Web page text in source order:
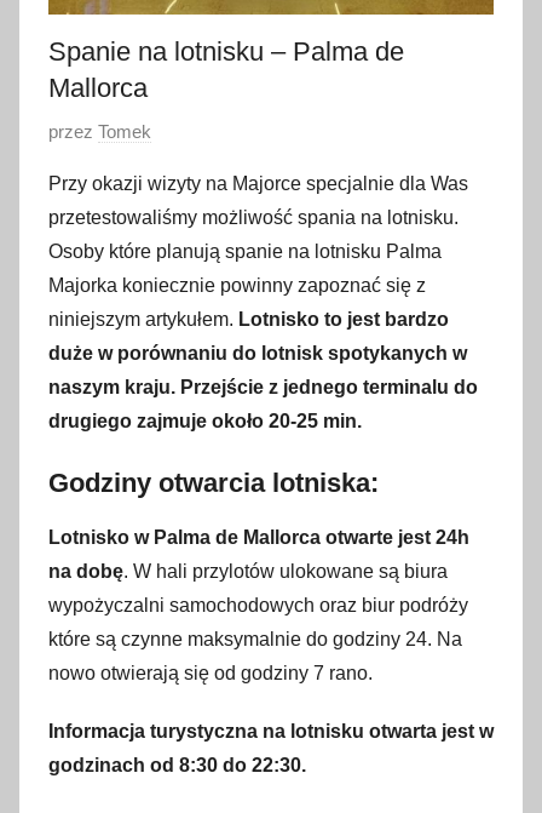
Spanie na lotnisku – Palma de
Mallorca
O
u
b
l
i
k
o
w
a
o
0
k
w
i
e
n
i
przez Tomek
Przy okazji wizyty na Majorce specjalnie dla Was
przetestowaliśmy możliwość spania na lotnisku.
Osoby które planują spanie na lotnisku Palma
Majorka koniecznie powinny zapoznać się z
niniejszym artykułem. Lotnisko to jest bardzo
duże w porównaniu do lotnisk spotykanych w
naszym kraju. Przejście z jednego terminalu do
drugiego zajmuje około 20-25 min.
Godziny otwarcia lotniska:
Lotnisko w Palma de Mallorca otwarte jest 24h
na dobę. W hali przylotów ulokowane są biura
wypożyczalni samochodowych oraz biur podróży
które są czynne maksymalnie do godziny 24. Na
nowo otwierają się od godziny 7 rano.
Informacja turystyczna na lotnisku otwarta jest w
godzinach od 8:30 do 22:30.